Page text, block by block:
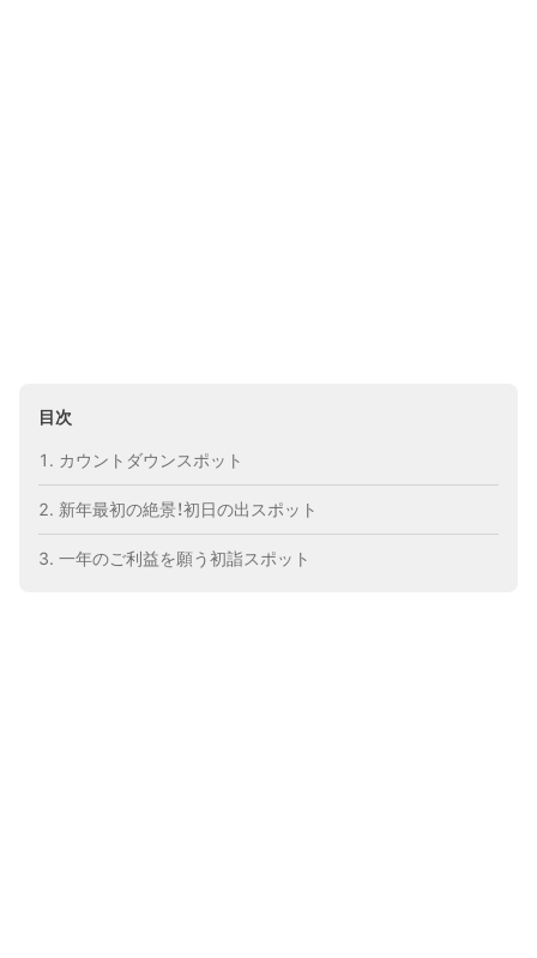
目次
カウントダウンスポット
新年最初の絶景！初日の出スポット
一年のご利益を願う初詣スポット